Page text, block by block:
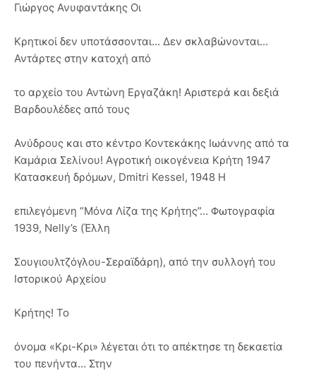
Γιώργος Ανυφαντάκης Οι
Κρητικοί δεν υποτάσσονται… Δεν σκλαβώνονται…
Αντάρτες στην κατοχή από
το αρχείο του Αντώνη Εργαζάκη! Αριστερά και δεξιά
Βαρδουλέδες από τους
Ανύδρους και στο κέντρο Κοντεκάκης Ιωάννης από τα
Καμάρια Σελίνου! Αγροτική οικογένεια Κρήτη 1947
Κατασκευή δρόμων, Dmitri Kessel, 1948 Η
επιλεγόμενη “Μόνα Λίζα της Κρήτης”… Φωτογραφία
1939, Nelly’s (Έλλη
Σουγιουλτζόγλου-Σεραϊδάρη), από την συλλογή του
Ιστορικού Αρχείου
Κρήτης! Το
όνομα «Κρι-Κρι» λέγεται ότι το απέκτησε τη δεκαετία
του πενήντα… Στην